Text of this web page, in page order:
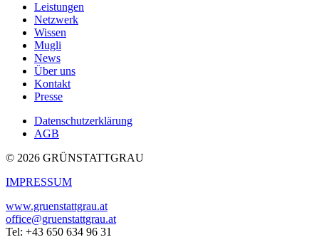
Leistungen
Netzwerk
Wissen
Mugli
News
Über uns
Kontakt
Presse
Datenschutzerklärung
AGB
© 2026 GRÜNSTATTGRAU
IMPRESSUM
www.gruenstattgrau.at
office@gruenstattgrau.at
Tel: +43 650 634 96 31